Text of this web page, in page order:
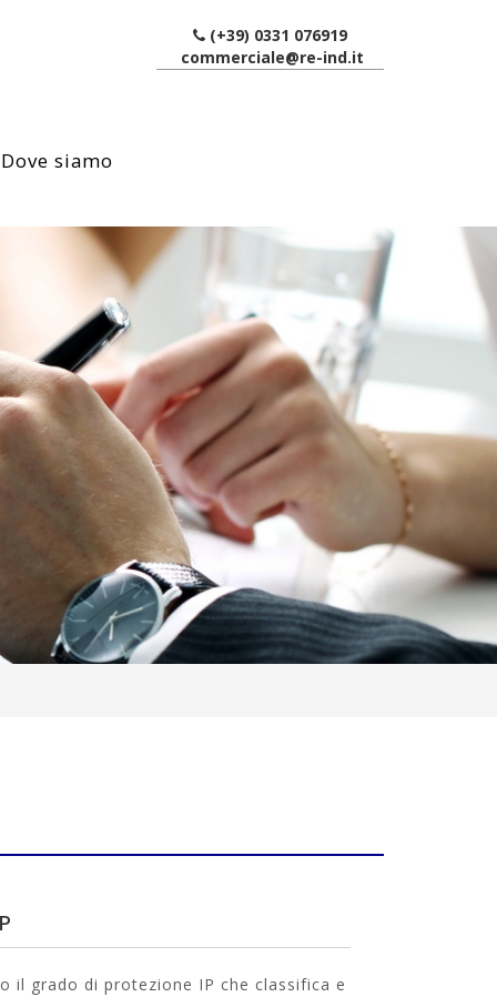
(+39) 0331 076919
commerciale@re-ind.it
Dove siamo
il grado di protezione IP che classifica e